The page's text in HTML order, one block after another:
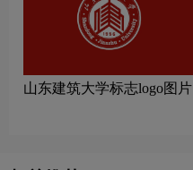
山东建筑大学标志logo图片